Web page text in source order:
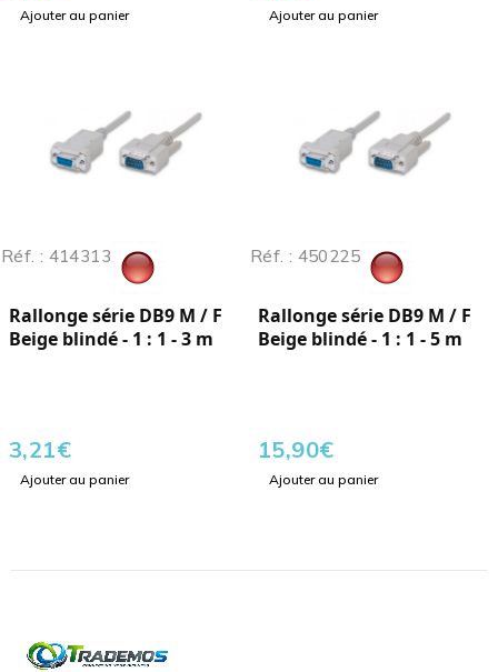
Ajouter au panier Ajouter au panier
Réf. : 414313
Rallonge série DB9 M / F
Beige blindé - 1 : 1 - 3 m
3,21€
Ajouter au panier
Réf. : 450225
Rallonge série DB9 M / F
Beige blindé - 1 : 1 - 5 m
15,90€
Ajouter au panier